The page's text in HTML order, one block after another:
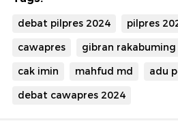
debat pilpres 2024 pilpres
cawapres
gibran rakabuming
cak imin
mahfud md
adu
debat cawapres 2024